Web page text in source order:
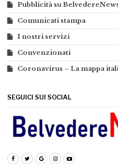
Pubblicità su
Comunicati stampa
I nostri servizi
Convenzionati
Coronavirus – La mappa
SEGUICI SUI SOCIAL